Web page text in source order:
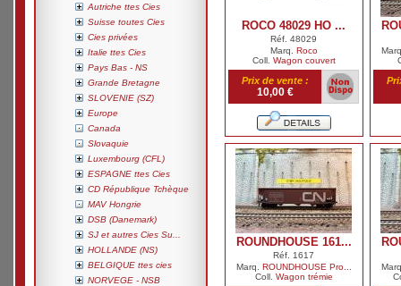
Autriche ttes Cies
Suisse toutes Cies
Cies privées
Italie ttes Cies
Pays Bas - NS
Grande Bretagne
SLOVENIE (SZ)
Europe
Canada
Slovaquie
Luxembourg (CFL)
ESPAGNE ttes Cies
CD République Tchèque
MAV Hongrie
DSB (Danemark)
SJ et autres Cies Su...
HOLLANDE (NS)
BELGIQUE ttes cies
NORVEGE - NSB
ROCO 48029 HO ...
Réf. 48029
Marq. Roco
Coll. Wagon couvert
Prix de vente :
10,00 €
ROUNDHOUSE 161...
Réf. 1617
Marq. ROUNDHOUSE Pro...
Coll. Wagon trémie